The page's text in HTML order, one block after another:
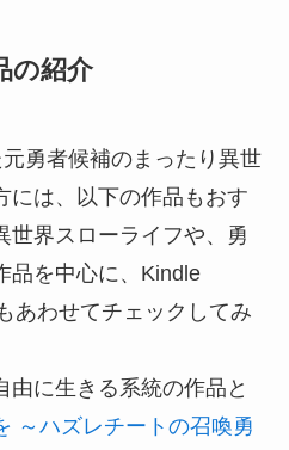
の紹介
元勇者候補のまったり異世
には、以下の作品もおす
世界スローライフや、勇
品を中心に、Kindle
あわせてチェックしてみ
由に生きる系統の作品と
～ハズレチートの召喚勇